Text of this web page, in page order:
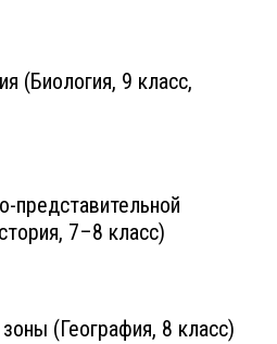
(Биология, 9 класс,
представительной
7–8 класс)
(География, 8 класс)